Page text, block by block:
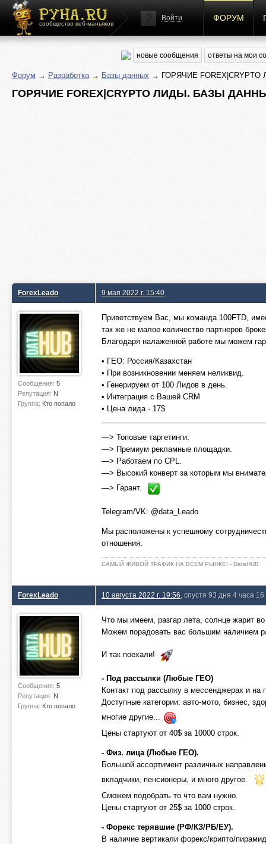
сообщество веб-маньяков
Войти ФОРУМ
новые сообщения ответы на мои
Форум → Разработка→ Базы данных → ГОРЯЧИЕ
ГОРЯЧИЕ FOREX|CRYPTO ЛИДЫ. БАЗЫ
ForexLeado
Сообщения: 5
Репутация: N
Группа: Кто попало
9 мая 2022 г. 15:40
Приветствуем Вас, мы команда 100FTD,
так же не малое количество партнеров
Благодаря налаженной работе мы можем
• ГЕО: Россия/Казахстан
• При возникновении меняем неликвид.
• Генерируем от 100 Лидов в день.
• Интеграция с Вашей CRM
• Цена лида - 17$
—> Топовые таргетинги.
—> Премиум рекламные площадки.
—> Работаем по CPL.
—> Высокий конверт за которым мы
—> Гарант.
Telegram/VK: @data_Leado
Мы расположены к успешному
отношения.
САМЫЙ ЖИВОЙ ТРАФИК НА ВСЕМ РЫНКЕ! - DataHUB
ForexLeado
Сообщения: 5
Репутация: N
Группа: Кто попало
10 августа 2022 г. 19:56 , спустя 93 дня 4 часа
Что мы имеем, разгар лета, солнце жарит
Можем порадовать вас большим наличием
И так поехали!
- Под рассылки (Любые ГЕО)
Контакт под рассылку в мессенджерах и
Доступные категории: авто-мото, бизнес,
многие другие...
Цены стартуют от 40$ за 10000 строк.
- Физ. лица (Любые ГЕО).
Большой ассортимент различных
вкладчики, пенсионеры, и много другое.
Сможем подобрать то что вам нужно.
Цены стартуют от 25$ за 1000 строк.
- Форекс терявшие (РФ/КЗ/РБ/ЕУ).
В наличие вертикали форекс/крипто/